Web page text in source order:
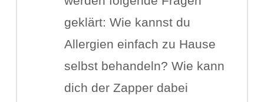
geklärt: Wie kannst du
Allergien einfach zu Hause
selbst behandeln? Wie kann
dich der Zapper dabei